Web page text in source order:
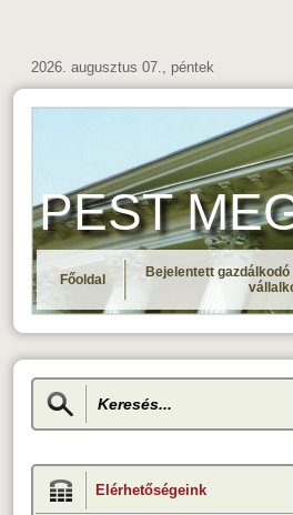
2026. augusztus 07., péntek
PEST
Főoldal
Bejelentett
Elérhetőségeink